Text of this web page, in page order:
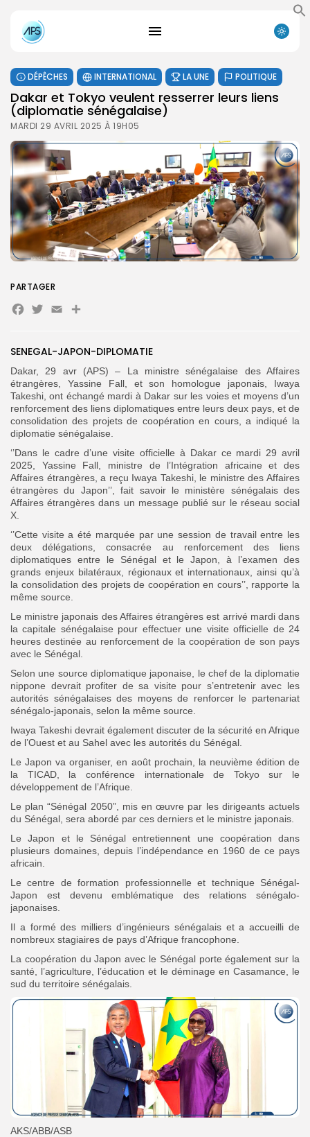
for:
Button
FR
DÉPÊCHES INTERNATIONAL LA UNE POLITIQUE
Dakar et Tokyo veulent resserrer leurs liens
(diplomatie sénégalaise)
MARDI 29 AVRIL 2025 À 19H05
SENEGAL-JAPON-DIPLOMATIE
Dakar, 29 avr (APS) – La ministre sénégalaise des Affaires
étrangères, Yassine Fall, et son homologue japonais, Iwaya
Takeshi, ont échangé mardi à Dakar sur les voies et moyens d’un
renforcement des liens diplomatiques entre leurs deux pays, et de
consolidation des projets de coopération en cours, a indiqué la
diplomatie sénégalaise.
‘’Dans le cadre d’une visite officielle à Dakar ce mardi 29 avril
2025, Yassine Fall, ministre de l’Intégration africaine et des
Affaires étrangères, a reçu Iwaya Takeshi, le ministre des Affaires
étrangères du Japon’’, fait savoir le ministère sénégalais des
Affaires étrangères dans un message publié sur le réseau social
X.
‘’Cette visite a été marquée par une session de travail entre les
deux délégations, consacrée au renforcement des liens
diplomatiques entre le Sénégal et le Japon, à l’examen des
grands enjeux bilatéraux, régionaux et internationaux, ainsi qu’à
la consolidation des projets de coopération en cours’’, rapporte la
même source.
Le ministre japonais des Affaires étrangères est arrivé mardi dans
la capitale sénégalaise pour effectuer une visite officielle de 24
heures destinée au renforcement de la coopération de son pays
avec le Sénégal.
Selon une source diplomatique japonaise, le chef de la diplomatie
nippone devrait profiter de sa visite pour s’entretenir avec les
autorités sénégalaises des moyens de renforcer le partenariat
sénégalo-japonais, selon la même source.
Iwaya Takeshi devrait également discuter de la sécurité en Afrique
de l’Ouest et au Sahel avec les autorités du Sénégal.
Le Japon va organiser, en août prochain, la neuvième édition de
la TICAD, la conférence internationale de Tokyo sur le
développement de l’Afrique.
Le plan “Sénégal 2050”, mis en œuvre par les dirigeants actuels
du Sénégal, sera abordé par ces derniers et le ministre japonais.
Le Japon et le Sénégal entretiennent une coopération dans
plusieurs domaines, depuis l’indépendance en 1960 de ce pays
africain.
Le centre de formation professionnelle et technique Sénégal-
Japon est devenu emblématique des relations sénégalo-
japonaises.
Il a formé des milliers d’ingénieurs sénégalais et a accueilli de
nombreux stagiaires de pays d’Afrique francophone.
La coopération du Japon avec le Sénégal porte également sur la
santé, l’agriculture, l’éducation et le déminage en Casamance, le
sud du territoire sénégalais.
AKS/ABB/ASB
PARTAGER
Facebook
Twitter
EmailPartager